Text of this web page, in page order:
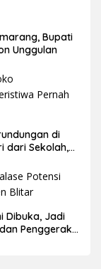
Bupati
Unggulan
di
dari Sekolah,
Dibuka, Jadi
Penggerak